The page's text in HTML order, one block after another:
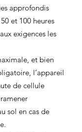
approfondis
et 100 heures
exigences les
et bien
l’appareil
de cellule
sol en cas de